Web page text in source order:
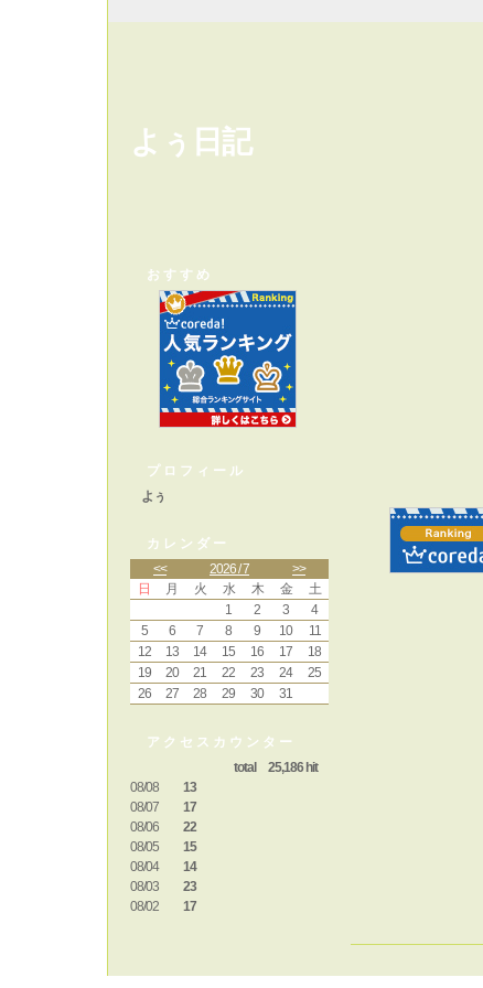
よぅ日記
おすすめ
プロフィール
よぅ
カレンダー
<<
2026 / 7
>>
日
月 火 水 木 金
土
1
2 3
4
5
6 7 8 9 10
11
12
13 14 15 16 17
18
19
20 21 22 23 24
25
26
27 28 29 30 31
アクセスカウンター
total 25,186 hit
08/08
13
08/07
17
08/06
22
08/05
15
08/04
14
08/03
23
08/02
17